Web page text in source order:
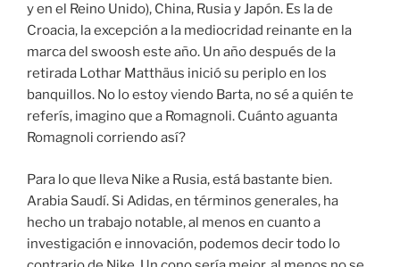
y en el Reino Unido), China, Rusia y Japón. Es la de
Croacia, la excepción a la mediocridad reinante en la
marca del swoosh este año. Un año después de la
retirada Lothar Matthäus inició su periplo en los
banquillos. No lo estoy viendo Barta, no sé a quién te
referís, imagino que a Romagnoli. Cuánto aguanta
Romagnoli corriendo así?
Para lo que lleva Nike a Rusia, está bastante bien.
Arabia Saudí. Si Adidas, en términos generales, ha
hecho un trabajo notable, al menos en cuanto a
investigación e innovación, podemos decir todo lo